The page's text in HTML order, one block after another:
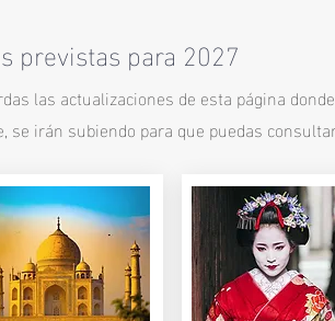
previstas para 2027
las actualizaciones de esta página
se irán subiendo para que puedas